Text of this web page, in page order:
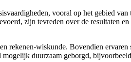
vooral op het gebied
zijn tevreden over de resultaten
wiskunde. Bovendien
duurzaam geborgd,